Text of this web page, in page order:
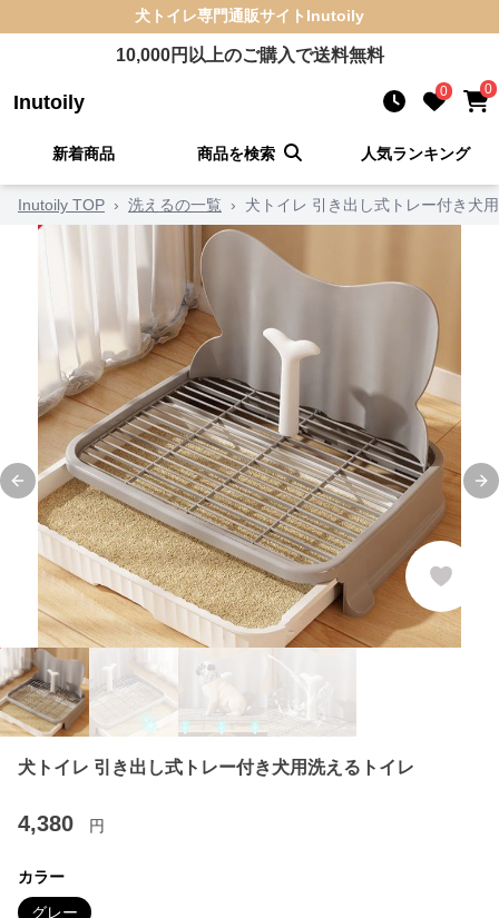
犬トイレ専門通販サイト Inutoily
10,000円以上のご購入で送料無料
Inutoily 0 0
新着商品 商品を検索 人気ランキング
Inutoily TOP › 洗えるの一覧 › 犬トイレ 引き出し式トレー付き犬
Previous slide
犬トイレ 引き出し式トレー付き犬用洗えるトイレ
4,380 円
カラー
グレー